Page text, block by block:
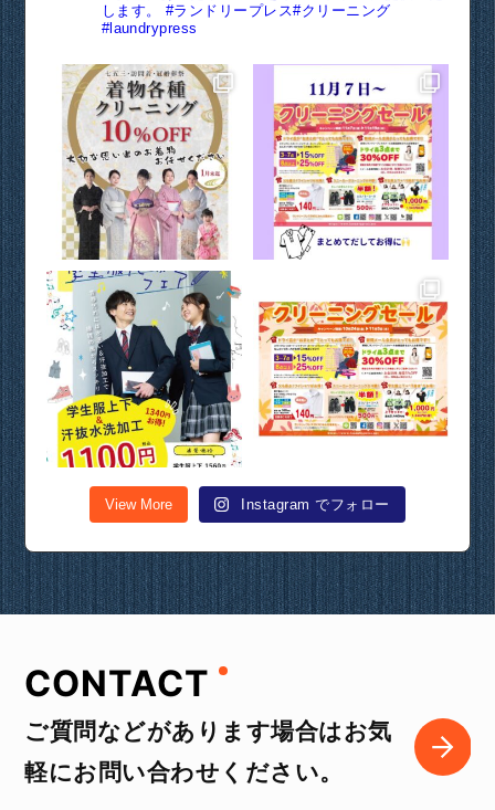
します。
#ランドリープレス#クリーニング
#laundrypress
View More Instagram でフォロー
CONTACT
ご質問などがあります場合はお気
軽にお問い合わせください。